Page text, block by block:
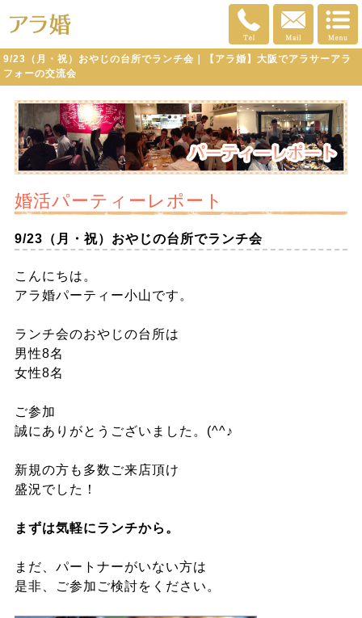
9/23（月・祝）おやじの台所でランチ会｜【アラ婚】大阪でアラサーアラ
フォーの交流会
婚活パーティーレポート
9/23（月・祝）おやじの台所でランチ会
こんにちは。
アラ婚パーティー小山です。
ランチ会のおやじの台所は
男性8名
女性8名
ご参加
誠にありがとうございました。(^^♪
新規の方も多数ご来店頂け
盛況でした！
まずは気軽にランチから。
まだ、パートナーがいない方は
是非、ご参加ご検討をください。